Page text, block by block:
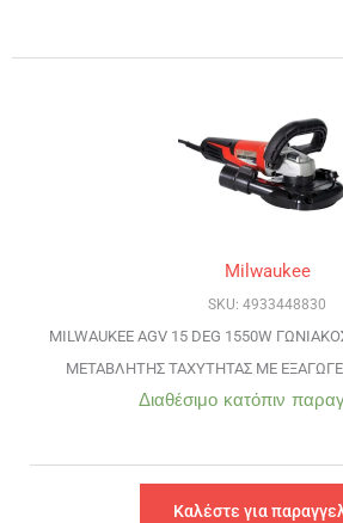
Milwaukee
SKU: 4933448830
MILWAUKEE AGV 15 DEG 1550W
ΜΕΤΑΒΛΗΤΗΣ ΤΑΧΥΤΗΤΑΣ ΜΕ
Διαθέσιμο κατόπιν
Καλέστε για